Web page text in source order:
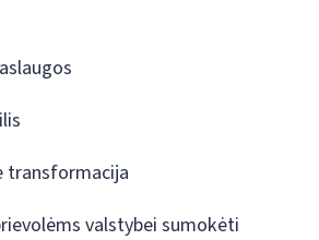
transformacija
valstybei sumokėti